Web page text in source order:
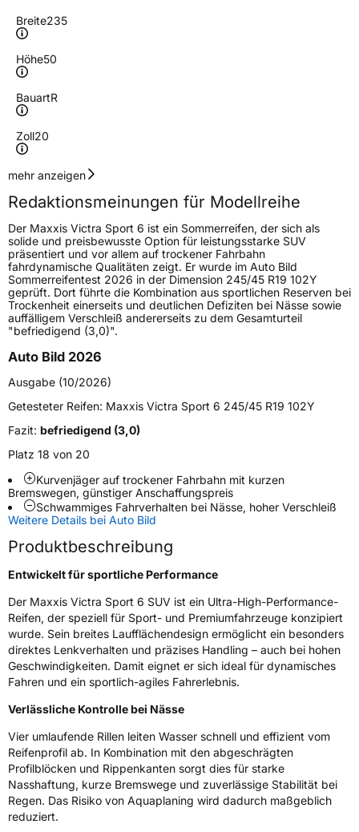
Breite235
Höhe50
BauartR
Zoll20
Geschwindigkeitsindex
Lastindex 104
Höchstlast900 kg
Generelle Merkmale
FahrzeugtypSUV
Verwendung
Sommerreifen
ModellnameVictra Sport 6 SUV
FahrzeugartPKW & SUV
Weitere Eigenschaften
ZustandNeureifen
VerstärktXL
Felgenschutz MFS
EU Label
EffizienzC
Rollgeräusch (Klasse) B
Rollgeräusch (dB)
72
FahrzeugklasseC1
mehr anzeigen
Redaktionsmeinungen für Modellreihe
Der Maxxis Victra Sport 6 ist ein Sommerreifen, der sich als
solide und preisbewusste Option für leistungsstarke SUV
präsentiert und vor allem auf trockener Fahrbahn
fahrdynamische Qualitäten zeigt. Er wurde im Auto Bild
Sommerreifentest 2026 in der Dimension 245/45 R19 102Y
geprüft. Dort führte die Kombination aus sportlichen Reserven bei
Trockenheit einerseits und deutlichen Defiziten bei Nässe sowie
auffälligem Verschleiß andererseits zu dem Gesamturteil
"befriedigend (3,0)".
Auto Bild 2026
Ausgabe (10/2026)
Getesteter Reifen: Maxxis Victra Sport 6 245/45 R19 102Y
Fazit: befriedigend (3,0)
Platz 18 von 20
Kurvenjäger auf trockener Fahrbahn mit kurzen
Bremswegen, günstiger Anschaffungspreis
Schwammiges Fahrverhalten bei Nässe, hoher Verschleiß
Weitere Details bei Auto Bild
Produktbeschreibung
Entwickelt für sportliche Performance
Der Maxxis Victra Sport 6 SUV ist ein Ultra-High-Performance-
Reifen, der speziell für Sport- und Premiumfahrzeuge konzipiert
wurde. Sein breites Laufflächendesign ermöglicht ein besonders
direktes Lenkverhalten und präzises Handling – auch bei hohen
Geschwindigkeiten. Damit eignet er sich ideal für dynamisches
Fahren und ein sportlich-agiles Fahrerlebnis.
Verlässliche Kontrolle bei Nässe
Vier umlaufende Rillen leiten Wasser schnell und effizient vom
Reifenprofil ab. In Kombination mit den abgeschrägten
Profilblöcken und Rippenkanten sorgt dies für starke
Nasshaftung, kurze Bremswege und zuverlässige Stabilität bei
Regen. Das Risiko von Aquaplaning wird dadurch maßgeblich
reduziert.